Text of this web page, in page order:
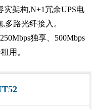
架构,N+1冗余UPS电
路光纤接入。
独享、500Mbps
用。